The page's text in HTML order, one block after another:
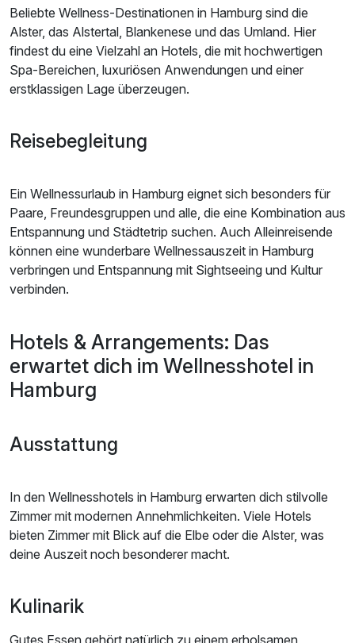
Beliebte Wellness-Destinationen in Hamburg sind die
Alster, das Alstertal, Blankenese und das Umland. Hier
findest du eine Vielzahl an Hotels, die mit hochwertigen
Spa-Bereichen, luxuriösen Anwendungen und einer
erstklassigen Lage überzeugen.
Reisebegleitung
Ein Wellnessurlaub in Hamburg eignet sich besonders für
Paare, Freundesgruppen und alle, die eine Kombination aus
Entspannung und Städtetrip suchen. Auch Alleinreisende
können eine wunderbare Wellnessauszeit in Hamburg
verbringen und Entspannung mit Sightseeing und Kultur
verbinden.
Hotels & Arrangements: Das
erwartet dich im Wellnesshotel in
Hamburg
Ausstattung
In den Wellnesshotels in Hamburg erwarten dich stilvolle
Zimmer mit modernen Annehmlichkeiten. Viele Hotels
bieten Zimmer mit Blick auf die Elbe oder die Alster, was
deine Auszeit noch besonderer macht.
Kulinarik